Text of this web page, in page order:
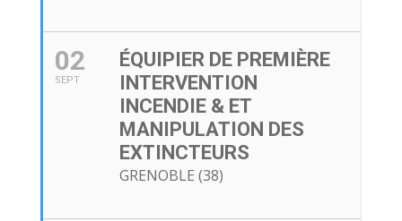
02
SEPT
ÉQUIPIER DE PREMIÈRE
INTERVENTION
INCENDIE & ET
MANIPULATION DES
EXTINCTEURS
GRENOBLE (38)